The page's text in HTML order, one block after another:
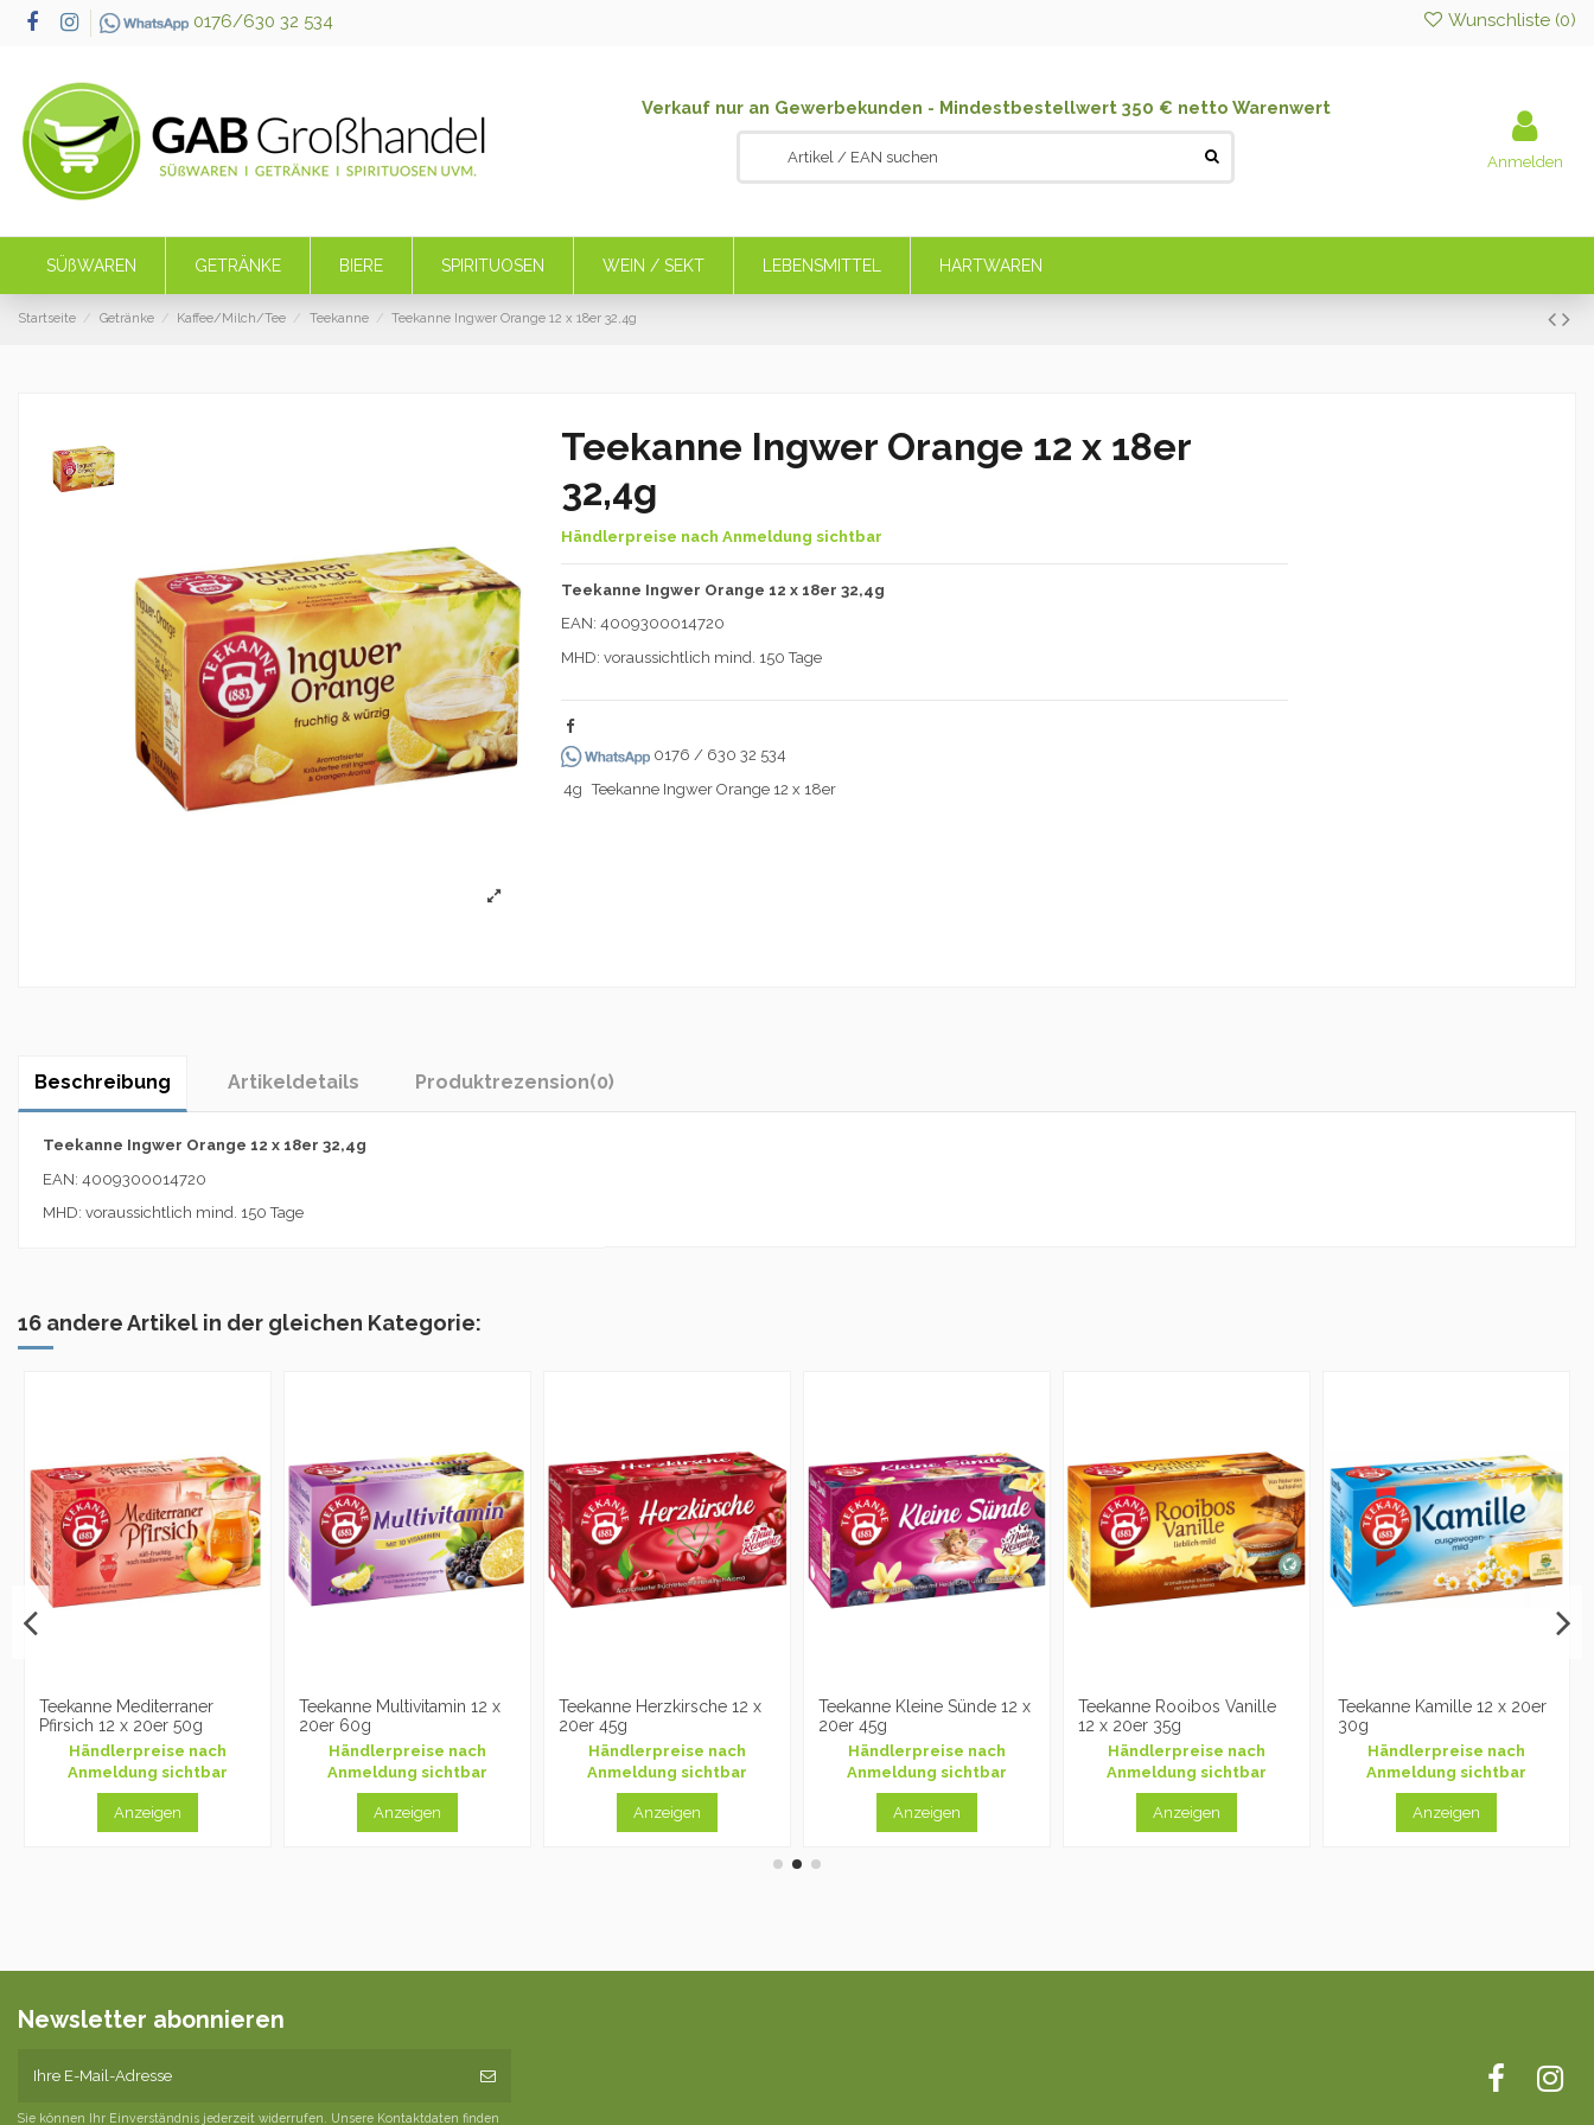
0176/630 32 534 Wunschliste (0)
Verkauf nur an Gewerbekunden - Mindestbestellwert 350 € netto Warenwert
Anmelden
SÜßWAREN GETRÄNKE BIERE SPIRITUOSEN WEIN / SEKT LEBENSMITTEL HARTWAREN
Startseite Getränke Kaffee/Milch/Tee Teekanne Teekanne Ingwer Orange 12 x 18er 32,4g
Teekanne Ingwer Orange 12 x 18er
32,4g
Händlerpreise nach Anmeldung sichtbar
Teekanne Ingwer Orange 12 x 18er 32,4g
EAN: 4009300014720
MHD: voraussichtlich mind. 150 Tage
0176 / 630 32 534
4g
Teekanne Ingwer Orange 12 x 18er
Beschreibung Artikeldetails Produktrezension(0)
Teekanne Ingwer Orange 12 x 18er 32,4g
EAN: 4009300014720
MHD: voraussichtlich mind. 150 Tage
16 andere Artikel in der gleichen Kategorie:
Teekanne Mediterraner
Pfirsich 12 x 20er 50g
Händlerpreise nach
Anmeldung sichtbar
Anzeigen
Teekanne Multivitamin 12 x
20er 60g
Händlerpreise nach
Anmeldung sichtbar
Anzeigen
Teekanne Herzkirsche 12 x
20er 45g
Händlerpreise nach
Anmeldung sichtbar
Anzeigen
Teekanne Kleine Sünde 12 x
20er 45g
Händlerpreise nach
Anmeldung sichtbar
Anzeigen
Teekanne Rooibos Vanille
12 x 20er 35g
Händlerpreise nach
Anmeldung sichtbar
Anzeigen
Teekanne Kamille 12 x 20er
30g
Händlerpreise nach
Anmeldung sichtbar
Anzeigen
Newsletter abonnieren
Sie können Ihr Einverständnis jederzeit widerrufen. Unsere Kontaktdaten finden